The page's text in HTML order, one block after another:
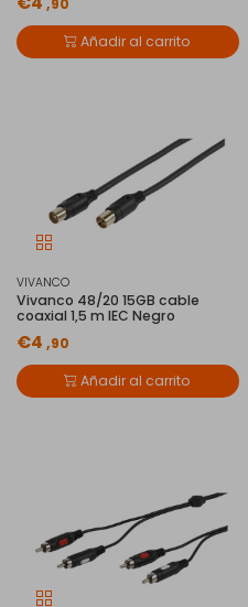
Añadir al carrito
VIVANCO
Vivanco 48/20 15GB cable
coaxial 1,5 m IEC Negro
€4 ,90
Añadir al carrito